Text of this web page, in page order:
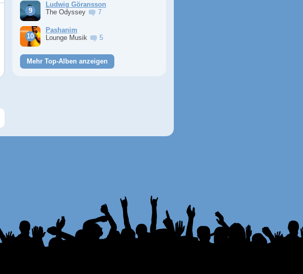
Ludwig Göransson
The Odyssey
7
Pashanim
Lounge Musik
5
Mehr Top-Alben anzeigen